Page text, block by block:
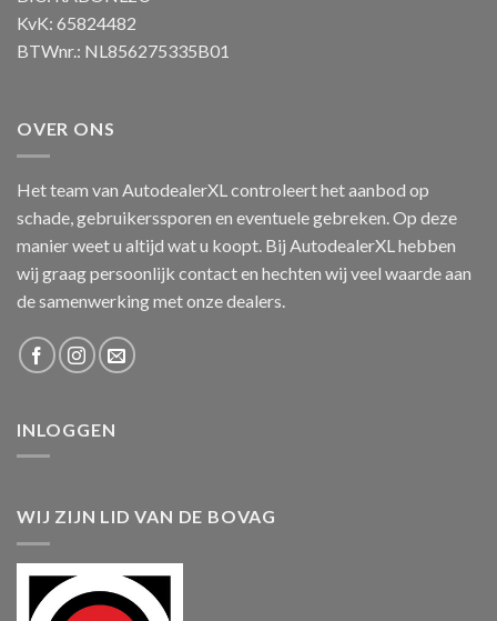
KvK: 65824482
BTWnr.: NL856275335B01
OVER ONS
Het team van AutodealerXL controleert het aanbod op
schade, gebruikerssporen en eventuele gebreken. Op deze
manier weet u altijd wat u koopt. Bij AutodealerXL hebben
wij graag persoonlijk contact en hechten wij veel waarde aan
de samenwerking met onze dealers.
INLOGGEN
WIJ ZIJN LID VAN DE BOVAG